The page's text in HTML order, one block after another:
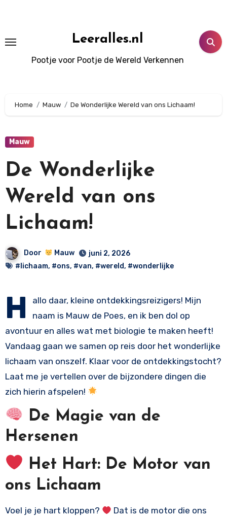
Leeralles.nl
Pootje voor Pootje de Wereld Verkennen
Home Mauw De Wonderlijke Wereld van ons Lichaam!
Mauw
De Wonderlijke
Wereld van ons
Lichaam!
Door Mauw
juni 2, 2026
#lichaam, #ons, #van, #wereld, #wonderlijke
H
allo daar, kleine ontdekkingsreizigers! Mijn
naam is Mauw de Poes, en ik ben dol op
avontuur en alles wat met biologie te maken heeft!
Vandaag gaan we samen op reis door het wonderlijke
lichaam van onszelf. Klaar voor de ontdekkingstocht?
Laat me je vertellen over de bijzondere dingen die
zich hierin afspelen!
De Magie van de
Hersenen
Het Hart: De Motor van
ons Lichaam
Voel je je hart kloppen?
Dat is de motor die ons